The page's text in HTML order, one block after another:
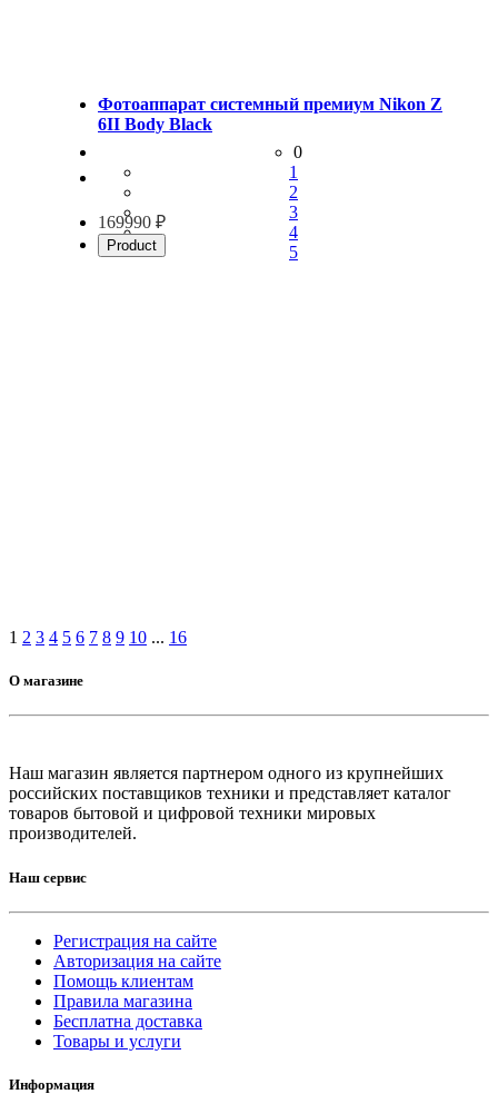
Фотоаппарат системный премиум Nikon Z
6II Body Black
0
1
2
3
4
5
169990 ₽
Product
1 2 3 4 5 6 7 8 9 10 ... 16
О магазине
Наш магазин является партнером одного из крупнейших
российских поставщиков техники и представляет каталог
товаров бытовой и цифровой техники мировых
производителей.
Наш сервис
Регистрация на сайте
Авторизация на сайте
Помощь клиентам
Правила магазина
Бесплатна доставка
Товары и услуги
Информация